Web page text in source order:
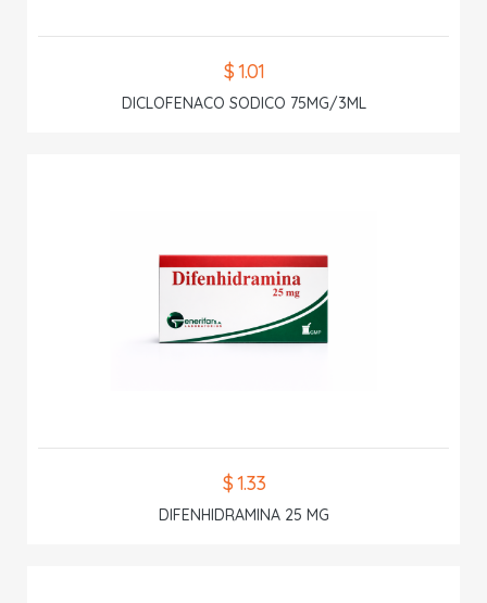
$ 1.01
DICLOFENACO SODICO 75MG/3ML
$ 1.33
DIFENHIDRAMINA 25 MG